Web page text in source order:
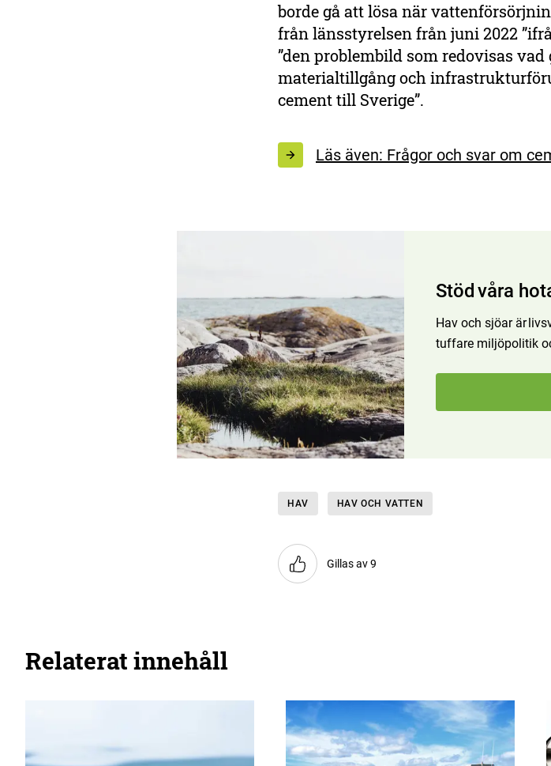
borde gå att lösa när
från länsstyrelsen från juni 2022
”den problembild som redovisas
materialtillgång och
cement till Sverige”.
Läs även: Frågor och svar om
Stöd våra
Hav och sjöar är
tuffare miljöpolitik
HAV HAV OCH VATTEN
Gillas av 9
Relaterat innehåll